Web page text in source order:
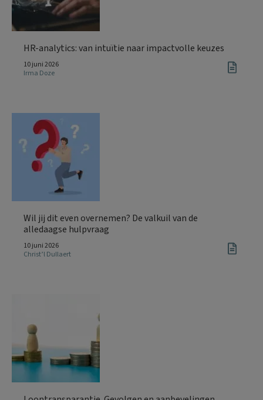
HR-analytics: van intuïtie naar impactvolle keuzes
10 juni 2026
Irma Doze
Wil jij dit even overnemen? De valkuil van de
alledaagse hulpvraag
10 juni 2026
Christ’l Dullaert